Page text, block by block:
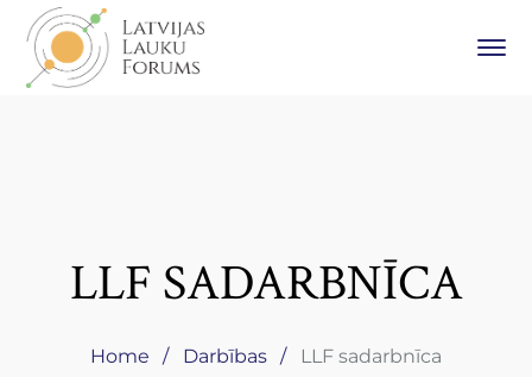
LLF SADARBNĪCA
Home Darbības LLF sadarbnīca